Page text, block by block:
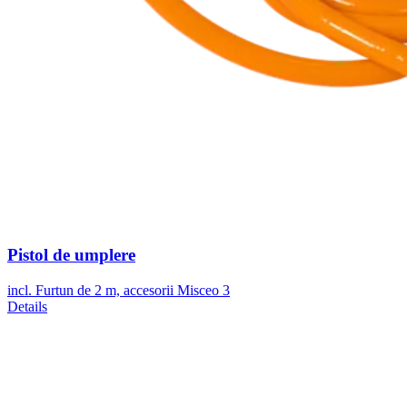
Pistol de umplere
incl. Furtun de 2 m, accesorii Misceo 3
Details